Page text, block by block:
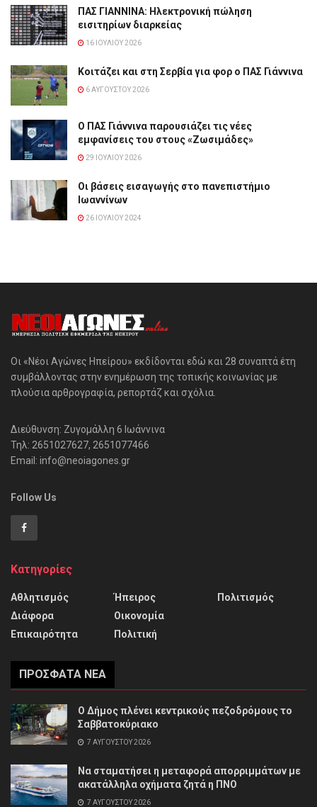
ΠΑΣ ΓΙΑΝΝΙΝΑ: Hλεκτρονική πώληση
εισιτηρίων διαρκείας
16 ΙΟΥΛΊΟΥ 2026
Κοιτάζει και στη Σερβία για φορ ο ΠΑΣ Γιάννινα
6 ΑΥΓΟΎΣΤΟΥ 2026
Ο ΠΑΣ Γιάννινα παρουσιάζει τις νέες
εμφανίσεις του στους «Ζωσιμάδες»
29 ΙΟΥΛΊΟΥ 2026
Οι βάσεις εισαγωγής στο πανεπιστήμιο
Ιωαννίνων
26 ΙΟΥΛΊΟΥ 2024
Οι «Νέοι Αγώνες Ηπείρου» εκδίδονται εδώ και 28 συναπτά έτη
συμβάλλοντας στην ενημέρωση της τοπικής κοινωνίας με
πλούσια αρθρογραφία, ρεπορτάζ και σχόλια.
Διεύθυνση: Ζυγομάλλη 6 Ιωάννινα
Τηλ: 2651027627, 2651077466
Email: info@neoiagones.gr
Follow Us
Κατηγορίες
Αθλητισμός
Διάφορα
Επικαιρότητα
Ήπειρος
Οικονομία
Πολιτική
Πολιτισμός
ΠΡΌΣΦΑΤΑ ΝΈΑ
Ο Δήμος πλένει κεντρικούς πεζοδρόμους το
Σαββατοκύριακο
7 ΑΥΓΟΎΣΤΟΥ 2026
Να σταματήσει η μεταφορά απορριμμάτων με
ακατάλληλα οχήματα ζητά η ΠΝΟ
7 ΑΥΓΟΎΣΤΟΥ 2026